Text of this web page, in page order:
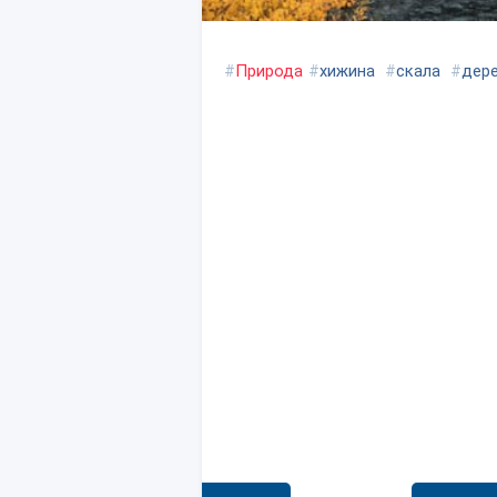
#Природа #хижина #скала #